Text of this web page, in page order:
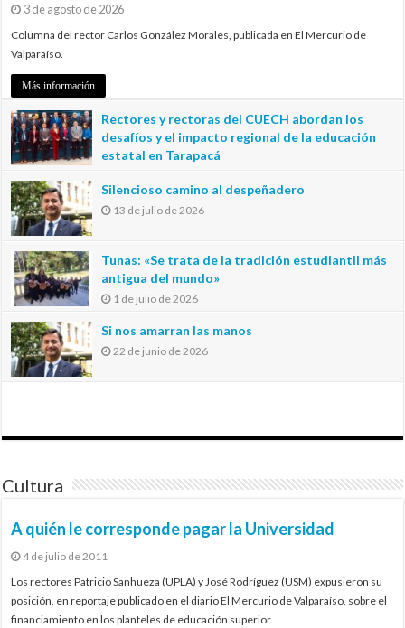
3 de agosto de 2026
Columna del rector Carlos González Morales, publicada en El Mercurio de
Valparaíso.
Más información
Rectores y rectoras del CUECH abordan los
desafíos y el impacto regional de la educación
estatal en Tarapacá
Silencioso camino al despeñadero
13 de julio de 2026
Tunas: «Se trata de la tradición estudiantil más
antigua del mundo»
1 de julio de 2026
Si nos amarran las manos
22 de junio de 2026
Cultura
A quién le corresponde pagar la Universidad
4 de julio de 2011
Los rectores Patricio Sanhueza (UPLA) y José Rodríguez (USM) expusieron su
posición, en reportaje publicado en el diario El Mercurio de Valparaíso, sobre el
financiamiento en los planteles de educación superior.